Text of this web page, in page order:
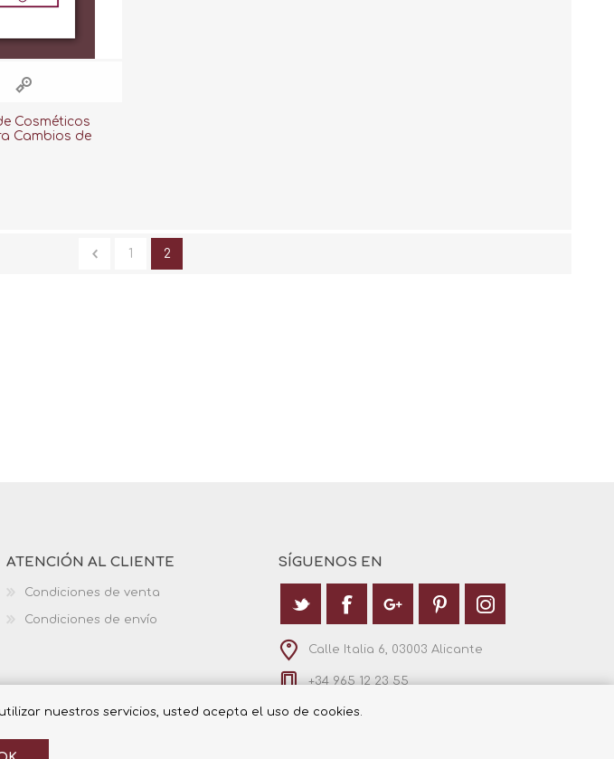
Cosméticos
Cambios de
1 2
ATENCIÓN AL CLIENTE
Condiciones de venta
Condiciones de envío
SÍGUENOS EN
Calle Italia 6, 03003 Alicante
+34 965 12 23 55
nuestros servicios, usted acepta el uso de cookies.